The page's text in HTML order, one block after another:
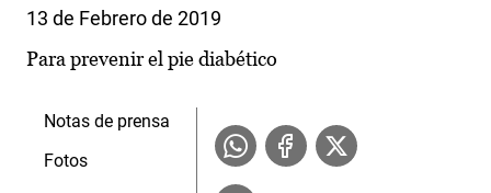
13 de Febrero de 2019
Para prevenir el pie diabético
Notas de prensa
Fotos